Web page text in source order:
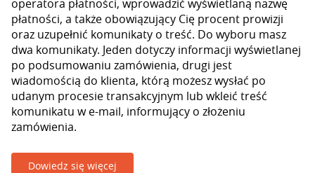
operatora płatności, wprowadzić wyświetlaną nazwę
płatności, a także obowiązujący Cię procent prowizji
oraz uzupełnić komunikaty o treść. Do wyboru masz
dwa komunikaty. Jeden dotyczy informacji wyświetlanej
po podsumowaniu zamówienia, drugi jest
wiadomością do klienta, którą możesz wysłać po
udanym procesie transakcyjnym lub wkleić treść
komunikatu w e-mail, informujący o złożeniu
zamówienia.
Dowiedz się więcej